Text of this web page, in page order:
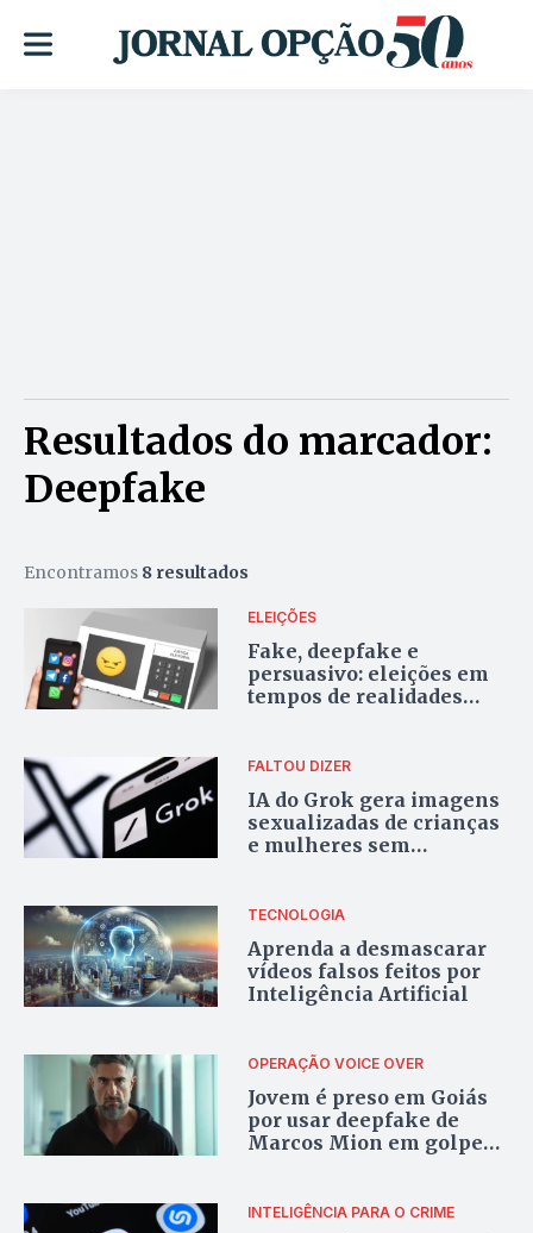
Resultados do marcador:
Deepfake
Encontramos 8 resultados
ELEIÇÕES
Fake, deepfake e
persuasivo: eleições em
tempos de realidades
FALTOU DIZER
IA do Grok gera imagens
sexualizadas de crianças
e mulheres sem
TECNOLOGIA
Aprenda a desmascarar
vídeos falsos feitos por
Inteligência Artificial
OPERAÇÃO VOICE OVER
Jovem é preso em Goiás
por usar deepfake de
Marcos Mion em golpes
INTELIGÊNCIA PARA O CRIME